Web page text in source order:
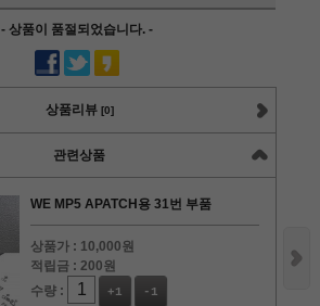
- 상품이 품절되었습니다. -
상품리뷰 [0]
관련상품
WE MP5 APATCH용 31번 부품
상품가 : 10,000원
적립금 :200원
수량 :
+1 -1